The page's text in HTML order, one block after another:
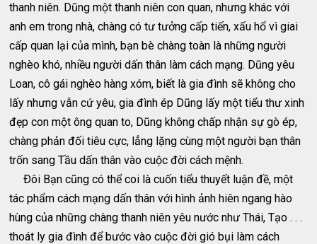
thanh niên. Dũng một thanh niên con quan, nhưng khác với
anh em trong nhà, chàng có tư tưởng cấp tiến, xấu hổ vì giai
cấp quan lại của mình, bạn bè chàng toàn là những người
nghèo khó, nhiều người dấn thân làm cách mạng. Dũng yêu
Loan, cô gái nghèo hàng xóm, biết là gia đình sẽ không cho
lấy nhưng vẫn cứ yêu, gia đình ép Dũng lấy một tiểu thư xinh
đẹp con một ông quan to, Dũng không chấp nhận sự gò ép,
chàng phản đối tiêu cực, lẳng lặng cùng một người bạn thân
trốn sang Tầu dấn thân vào cuộc đời cách mệnh.
Ðôi Bạn cũng có thể coi là cuốn tiểu thuyết luận đề, một
tác phẩm cách mạng dấn thân với hình ảnh hiên ngang hào
hùng của những chàng thanh niên yêu nước như Thái, Tạo . . .
thoát ly gia đình để bước vào cuộc đời gió bụi làm cách